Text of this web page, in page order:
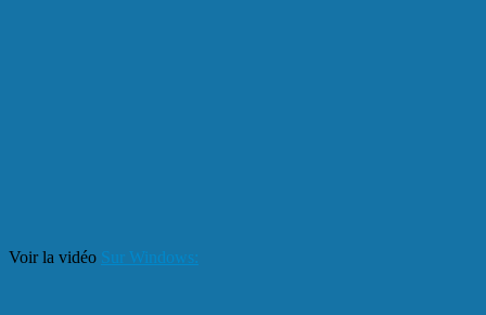
Voir la vidéo Sur Windows: